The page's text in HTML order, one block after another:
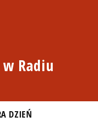
Radiu
DZIEŃ